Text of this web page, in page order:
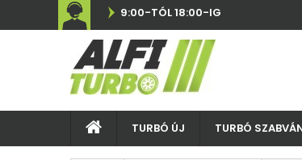
9:00-TÓL 18:00-IG
TURBÓ ÚJ TURBÓ